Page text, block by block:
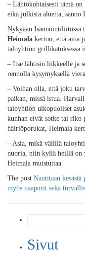
– Lähtökohtaisesti tämä
eikä julkista aluetta, sanoo
Nykyään Isännöintiliitossa
Heimala kertoo, että aina
taloyhtiön grillikatoksessa
– Itse lähtisin liikkeelle ja
rennolla kysymyksellä
– Voihan olla, että joku
paikan, missä istua.
taloyhtiön ulkopuoliset
kunhan eivät sotke tai riko
häiriöporukat, Heimala
– Asia, mikä välillä
nuoria, niin kyllä heillä on
Heimala muistuttaa.
The post Nautitaan
myös naapurit sekä
Sivut